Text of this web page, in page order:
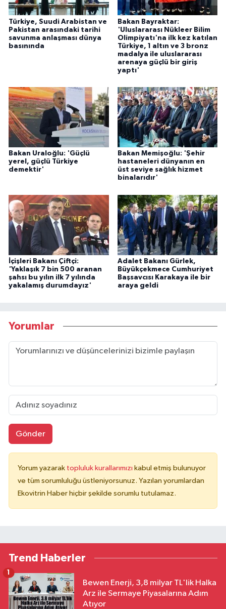
Türkiye, Suudi Arabistan ve
Pakistan arasındaki tarihi
savunma anlaşması dünya
basınında
Bakan Bayraktar:
'Uluslararası Nükleer Bilim
Olimpiyatı'na ilk kez katılan
Türkiye, 1 altın ve 3 bronz
madalya ile uluslararası
arenaya güçlü bir giriş
yaptı'
Bakan Uraloğlu: 'Güçlü
yerel, güçlü Türkiye
demektir'
Bakan Memişoğlu: 'Şehir
hastaneleri dünyanın en
üst seviye sağlık hizmet
binalarıdır'
İçişleri Bakanı Çiftçi:
'Yaklaşık 7 bin 500 aranan
şahsı bu yılın ilk 7 yılında
yakalamış durumdayız'
Adalet Bakanı Gürlek,
Büyükçekmece Cumhuriyet
Başsavcısı Karakaya ile bir
araya geldi
Yorumlar
Gönder
Yorum yazarak topluluk kurallarımızı kabul etmiş bulunuyor
ve tüm sorumluluğu üstleniyorsunuz. Yazılan yorumlardan
Ekovitrin Haber hiçbir şekilde sorumlu tutulamaz.
Trend Haberler
Bewen Enerji, 3,8 milyar TL'lik Halka
Arz ile Sermaye Piyasalarına Adım
Atıyor
1